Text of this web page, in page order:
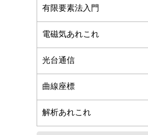
有限要素法入門
電磁気あれこれ
光台通信
曲線座標
解析あれこれ